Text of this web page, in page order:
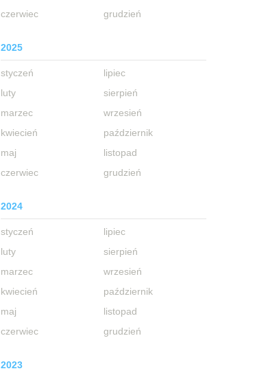
czerwiec
grudzień
2025
styczeń
luty
marzec
kwiecień
maj
czerwiec
lipiec
sierpień
wrzesień
październik
listopad
grudzień
2024
styczeń
luty
marzec
kwiecień
maj
czerwiec
lipiec
sierpień
wrzesień
październik
listopad
grudzień
2023